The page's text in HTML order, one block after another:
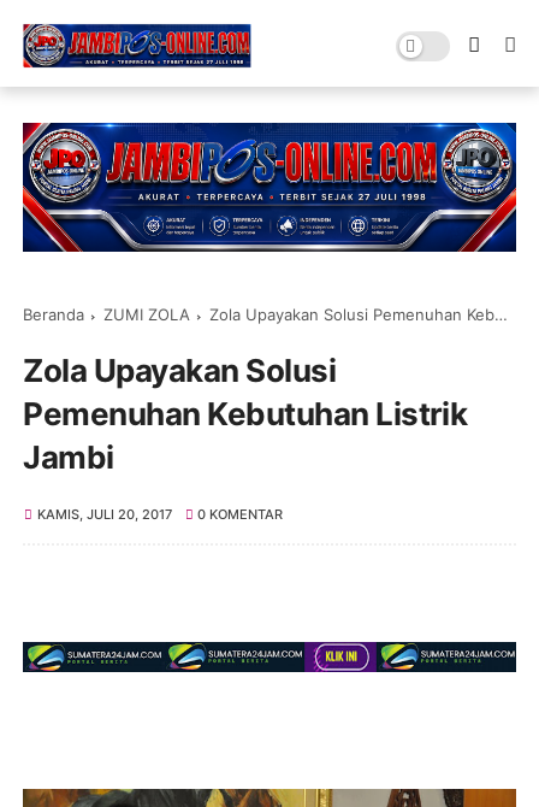
Beranda ZUMI ZOLA Zola Upayakan Solusi Pemenuhan Kebutuhan Listrik Jambi
Zola Upayakan Solusi
Pemenuhan Kebutuhan Listrik
Jambi
KAMIS, JULI 20, 2017 0 KOMENTAR